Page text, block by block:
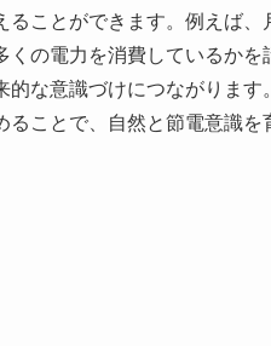
ことができます。例えば、
の電力を消費しているかを
な意識づけにつながります
ことで、自然と節電意識を